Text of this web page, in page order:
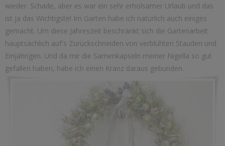
wieder. Schade, aber es war ein sehr erholsamer Urlaub und das
ist ja das Wichtigste! Im Garten habe ich natürlich auch einiges
gemacht. Um diese Jahreszeit beschränkt sich die Gartenarbeit
hauptsächlich auf's Zurückschneiden von verblühten Stauden und
Einjährigen. Und da mir die Samenkapseln meiner Nigella so gut
gefallen haben, habe ich einen Kranz daraus gebunden.